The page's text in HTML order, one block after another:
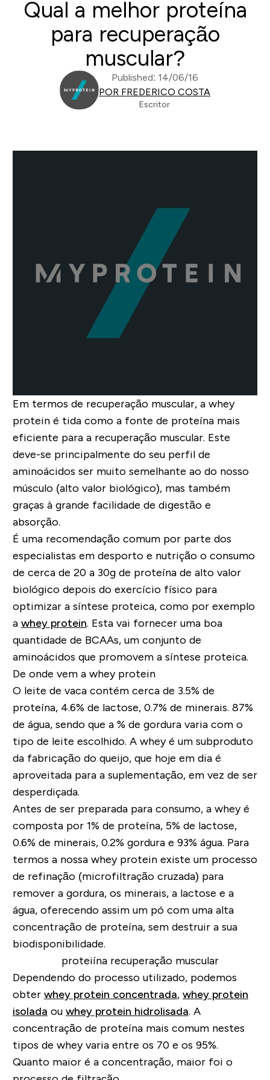
Qual a melhor proteína
para recuperação
muscular?
Published: 14/06/16
POR FREDERICO COSTA
Escritor
Em termos de recuperação muscular, a whey
protein é tida como a fonte de proteína mais
eficiente para a recuperação muscular. Este
deve-se principalmente do seu perfil de
aminoácidos ser muito semelhante ao do nosso
músculo (alto valor biológico), mas também
graças à grande facilidade de digestão e
absorção.
É uma recomendação comum por parte dos
especialistas em desporto e nutrição o consumo
de cerca de 20 a 30g de proteína de alto valor
biológico depois do exercício físico para
optimizar a síntese proteica, como por exemplo
a whey protein. Esta vai fornecer uma boa
quantidade de BCAAs, um conjunto de
aminoácidos que promovem a síntese proteica.
De onde vem a whey protein
O leite de vaca contém cerca de 3.5% de
proteína, 4.6% de lactose, 0.7% de minerais. 87%
de água, sendo que a % de gordura varia com o
tipo de leite escolhido. A whey é um subproduto
da fabricação do queijo, que hoje em dia é
aproveitada para a suplementação, em vez de ser
desperdiçada.
Antes de ser preparada para consumo, a whey é
composta por 1% de proteína, 5% de lactose,
0.6% de minerais, 0.2% gordura e 93% água. Para
termos a nossa whey protein existe um processo
de refinação (microfiltração cruzada) para
remover a gordura, os minerais, a lactose e a
água, oferecendo assim um pó com uma alta
concentração de proteína, sem destruir a sua
biodisponibilidade.
Dependendo do processo utilizado, podemos
obter whey protein concentrada, whey protein
isolada ou whey protein hidrolisada. A
concentração de proteína mais comum nestes
tipos de whey varia entre os 70 e os 95%.
Quanto maior é a concentração, maior foi o